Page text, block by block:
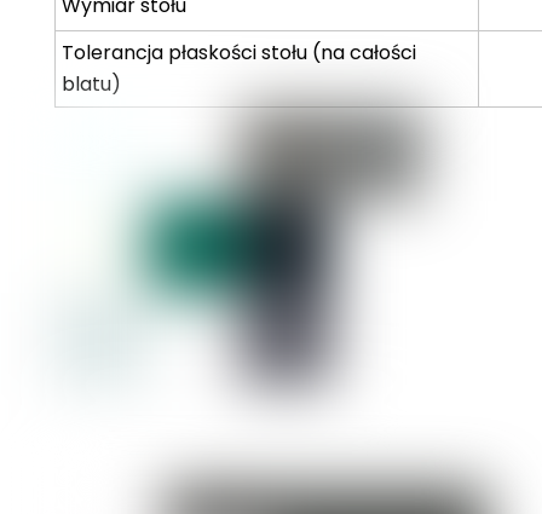
Tolerancja płaskości stołu (na całości
blatu)